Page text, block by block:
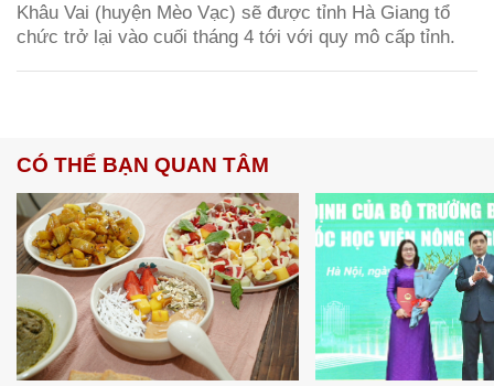
Khâu Vai (huyện Mèo Vạc) sẽ được tỉnh Hà Giang tổ
chức trở lại vào cuối tháng 4 tới với quy mô cấp tỉnh.
CÓ THỂ BẠN QUAN TÂM